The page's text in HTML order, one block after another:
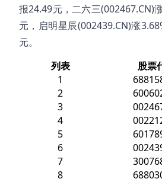
报24.49元，二六三(002467.CN)
元，启明星辰(002439.CN)涨
元。
列表
股票
1
2
3
4
5
6
7
8